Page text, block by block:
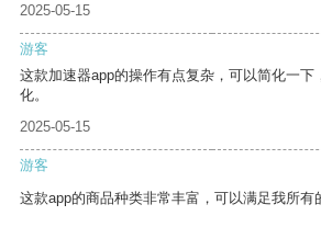
2025-05-15
游客
这款加速器app的操作有点复杂，可以简化一下
化。
2025-05-15
游客
这款app的商品种类非常丰富，可以满足我所有